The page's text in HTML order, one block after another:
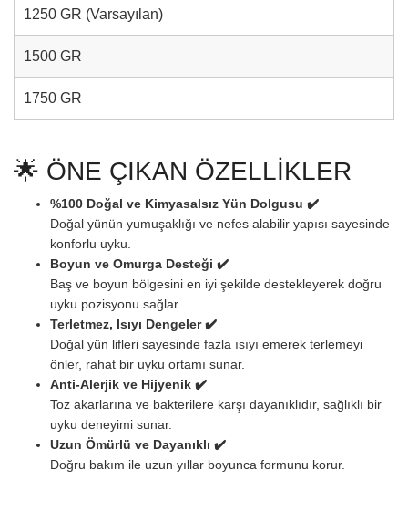
1250 GR (Varsayılan)
1500 GR
1750 GR
🌟 ÖNE ÇIKAN ÖZELLİKLER
%100 Doğal ve Kimyasalsız Yün Dolgusu ✔️
Doğal yünün yumuşaklığı ve nefes alabilir yapısı sayesinde
konforlu uyku.
Boyun ve Omurga Desteği ✔️
Baş ve boyun bölgesini en iyi şekilde destekleyerek doğru
uyku pozisyonu sağlar.
Terletmez, Isıyı Dengeler ✔️
Doğal yün lifleri sayesinde fazla ısıyı emerek terlemeyi
önler, rahat bir uyku ortamı sunar.
Anti-Alerjik ve Hijyenik ✔️
Toz akarlarına ve bakterilere karşı dayanıklıdır, sağlıklı bir
uyku deneyimi sunar.
Uzun Ömürlü ve Dayanıklı ✔️
Doğru bakım ile uzun yıllar boyunca formunu korur.